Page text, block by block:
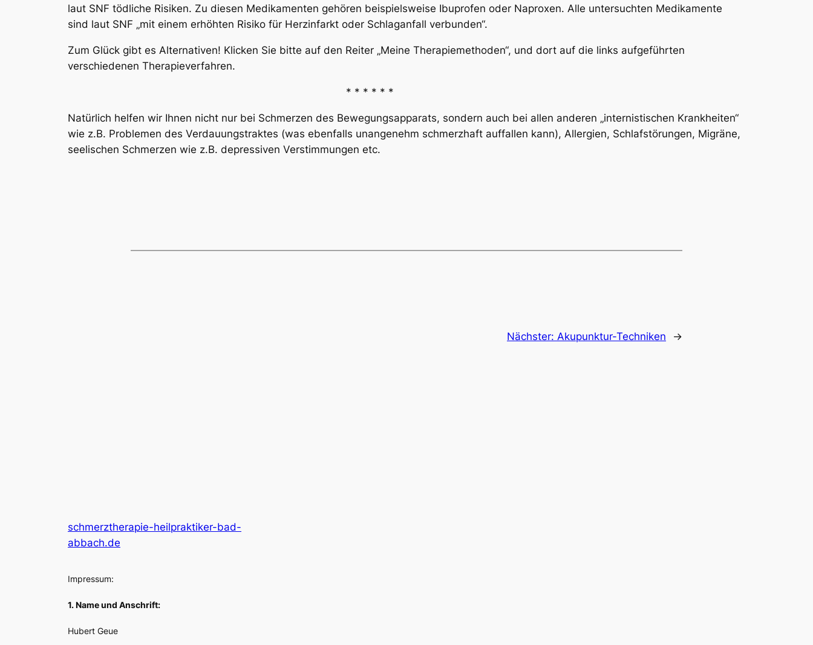
laut SNF tödliche Risiken. Zu diesen Medikamenten gehören beispielsweise Ibuprofen oder Naproxen. Alle untersuchten Medikamente
sind laut SNF „mit einem erhöhten Risiko für Herzinfarkt oder Schlaganfall verbunden“.
Zum Glück gibt es Alternativen! Klicken Sie bitte auf den Reiter „Meine Therapiemethoden“, und dort auf die links aufgeführten
verschiedenen Therapieverfahren.
* * * * * *
Natürlich helfen wir Ihnen nicht nur bei Schmerzen des Bewegungsapparats, sondern auch bei allen anderen „internistischen Krankheiten“
wie z.B. Problemen des Verdauungstraktes (was ebenfalls unangenehm schmerzhaft auffallen kann), Allergien, Schlafstörungen, Migräne,
seelischen Schmerzen wie z.B. depressiven Verstimmungen etc.
Nächster: Akupunktur-Techniken →
schmerztherapie-heilpraktiker-bad-
abbach.de
Impressum:
1. Name und Anschrift:
Hubert Geue